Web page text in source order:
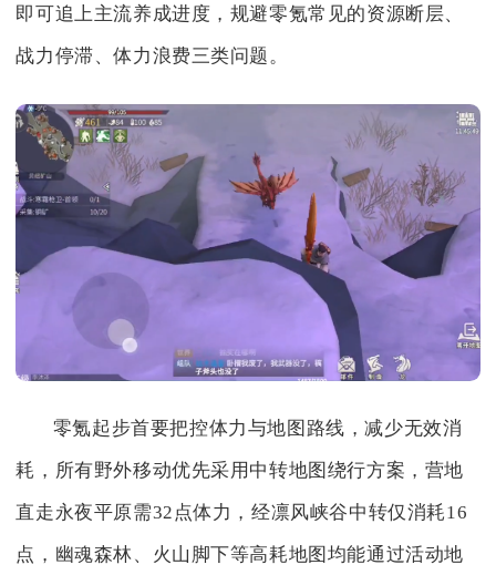
即可追上主流养成进度，规避零氪常见的资源断层、
战力停滞、体力浪费三类问题。
零氪起步首要把控体力与地图路线，减少无效消
耗，所有野外移动优先采用中转地图绕行方案，营地
直走永夜平原需32点体力，经凛风峡谷中转仅消耗16
点，幽魂森林、火山脚下等高耗地图均能通过活动地